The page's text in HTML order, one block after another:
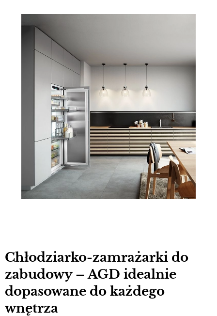
Chłodziarko-zamrażarki do
zabudowy – AGD idealnie
dopasowane do każdego
wnętrza